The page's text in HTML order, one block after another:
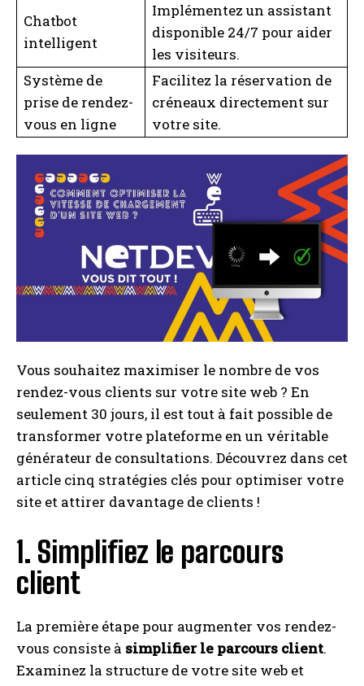
I WANT IN
I've read and accept thePrivacy Policy.
A LIRE : Le marketing web : un élément essentiel
pour stimuler la croissance des entreprises
Chatbot
intelligent
Implémentez un assistant
disponible 24/7 pour aider
les visiteurs.
Système de
prise de rendez-
vous en ligne
Facilitez la réservation de
créneaux directement sur
votre site.
Vous souhaitez maximiser le nombre de vos
rendez-vous clients sur votre site web ? En
seulement 30 jours, il est tout à fait possible de
transformer votre plateforme en un véritable
générateur de consultations. Découvrez dans cet
article cinq stratégies clés pour optimiser votre
site et attirer davantage de clients !
1. Simplifiez le parcours
client
La première étape pour augmenter vos rendez-
vous consiste à simplifier le parcours client.
Examinez la structure de votre site web et